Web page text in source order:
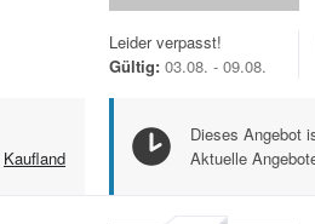
Kaufland
Leider verpasst!
Gültig: 03.08. - 09.08.
Dieses Angebot
Aktuelle